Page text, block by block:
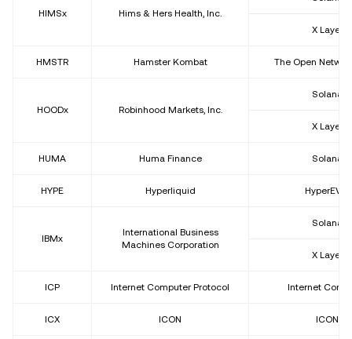
HIMSx Hims & Hers Health, Inc.
X Layer
HMSTR Hamster Kombat The Open
HOODx Robinhood Markets, Inc.
Solana
X Layer
HUMA Huma Finance Solana
HYPE Hyperliquid HyperEVM
IBMx
International Business
Machines Corporation
Solana
X Layer
ICP Internet Computer Protocol Internet
ICX ICON ICON